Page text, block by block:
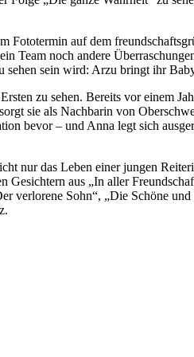
Fototermin auf dem
Team noch andere
sehen sein wird: Arzu bringt ihr
zu sehen. Bereits vor einem
sie als Nachbarin von
bevor – und Anna legt sich
nur das Leben einer jungen
aus „In aller
verlorene Sohn“, „Die Schöne